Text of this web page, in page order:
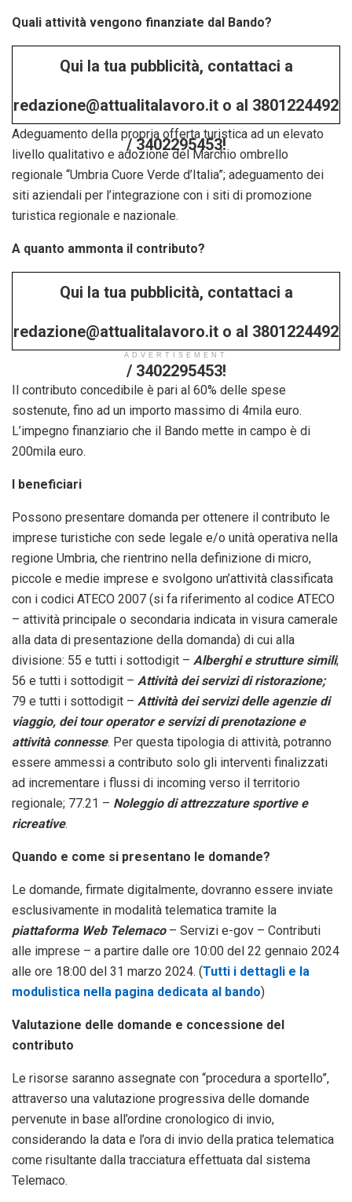
Quali attività vengono finanziate dal Bando?
Qui la tua pubblicità, contattaci a
redazione@attualitalavoro.it o al 3801224492
/ 3402295453!
Adeguamento della propria offerta turistica ad un elevato
livello qualitativo e adozione del Marchio ombrello
regionale “Umbria Cuore Verde d’Italia”; adeguamento dei
siti aziendali per l’integrazione con i siti di promozione
turistica regionale e nazionale.
A quanto ammonta il contributo?
Qui la tua pubblicità, contattaci a
redazione@attualitalavoro.it o al 3801224492
/ 3402295453!
ADVERTISEMENT
Il contributo concedibile è pari al 60% delle spese
sostenute, fino ad un importo massimo di 4mila euro.
L’impegno finanziario che il Bando mette in campo è di
200mila euro.
I beneficiari
Possono presentare domanda per ottenere il contributo le
imprese turistiche con sede legale e/o unità operativa nella
regione Umbria, che rientrino nella definizione di micro,
piccole e medie imprese e svolgono un’attività classificata
con i codici ATECO 2007 (si fa riferimento al codice ATECO
– attività principale o secondaria indicata in visura camerale
alla data di presentazione della domanda) di cui alla
divisione: 55 e tutti i sottodigit – Alberghi e strutture simili;
56 e tutti i sottodigit – Attività dei servizi di ristorazione;
79 e tutti i sottodigit – Attività dei servizi delle agenzie di
viaggio, dei tour operator e servizi di prenotazione e
attività connesse. Per questa tipologia di attività, potranno
essere ammessi a contributo solo gli interventi finalizzati
ad incrementare i flussi di incoming verso il territorio
regionale; 77.21 – Noleggio di attrezzature sportive e
ricreative.
Quando e come si presentano le domande?
Le domande, firmate digitalmente, dovranno essere inviate
esclusivamente in modalità telematica tramite la
piattaforma Web Telemaco– Servizi e-gov – Contributi
alle imprese – a partire dalle ore 10:00 del 22 gennaio 2024
alle ore 18:00 del 31 marzo 2024. (Tutti i dettagli e la
modulistica nella pagina dedicata al bando)
Valutazione delle domande e concessione del
contributo
Le risorse saranno assegnate con “procedura a sportello”,
attraverso una valutazione progressiva delle domande
pervenute in base all’ordine cronologico di invio,
considerando la data e l’ora di invio della pratica telematica
come risultante dalla tracciatura effettuata dal sistema
Telemaco.